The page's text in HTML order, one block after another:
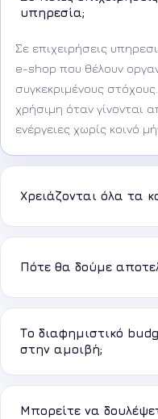
υπηρεσία;
Σε επιχειρήσεις
e-shop που θέλουν
συγκεκριμένους στόχους.
χρήσιμη όταν γίνονται
ενέργειες χωρίς κοινό
Χρειάζονται όλα τα
Πότε θα δούμε
Το διαφημιστικό
στην αμοιβή;
Μπορείτε να